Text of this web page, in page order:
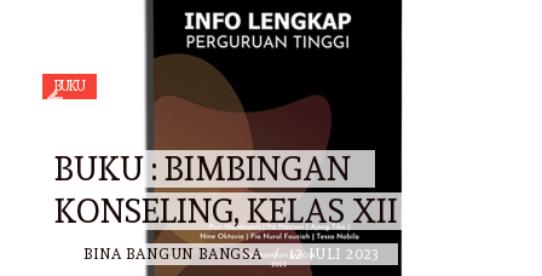
BUKU
BUKU : BIMBINGAN
KONSELING, KELAS XII
BINA BANGUN BANGSA / 12 JULI 2023